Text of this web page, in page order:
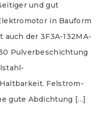
und gut
in Bauform
der 3F3A-132MA-
Pulverbeschichtung
Felstrom-
gute Abdichtung […]